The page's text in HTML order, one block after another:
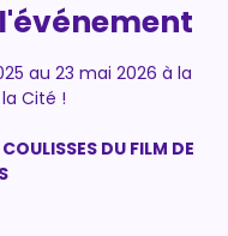
au 23 mai 2026 à la
Cité !
DU FILM DE